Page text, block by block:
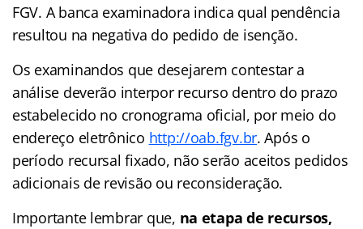
FGV. A banca examinadora indica qual pendência
resultou na negativa do pedido de isenção.
Os examinandos que desejarem contestar a
análise deverão interpor recurso dentro do prazo
estabelecido no cronograma oficial, por meio do
endereço eletrônico http://oab.fgv.br. Após o
período recursal fixado, não serão aceitos pedidos
adicionais de revisão ou reconsideração.
Importante lembrar que, na etapa de recursos,